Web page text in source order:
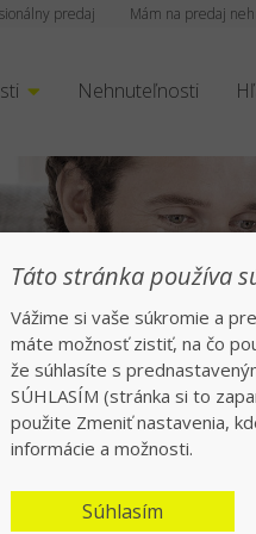
Mám na predaj
predaj
Nehnuteľnosti
a
Jednotka v
Táto stránka používa
Vážime si vaše súkromie a
máte možnosť zistiť, na čo
že súhlasíte s
SÚHLASÍM (stránka si to
použite Zmeniť nastavenia,
informácie a možnosti.
Súhlasím